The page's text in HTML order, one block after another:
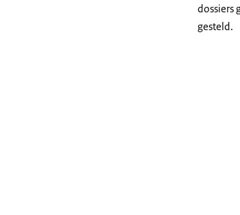
dossiers
gesteld.